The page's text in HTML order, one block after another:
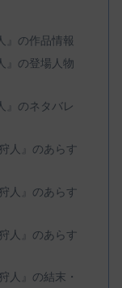
』の作品情報
』の登場人物
』のネタバレ
人』のあらす
人』のあらす
人』のあらす
人』の結末・